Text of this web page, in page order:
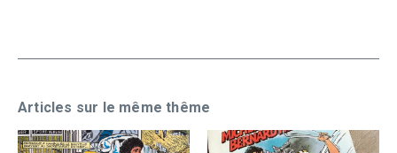
Articles sur le même thême